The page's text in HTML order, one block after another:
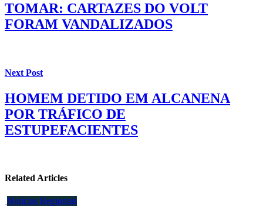
TOMAR: CARTAZES DO VOLT
FORAM VANDALIZADOS
Next Post
HOMEM DETIDO EM ALCANENA
POR TRÁFICO DE
ESTUPEFACIENTES
Related Articles
Notícias Regionais